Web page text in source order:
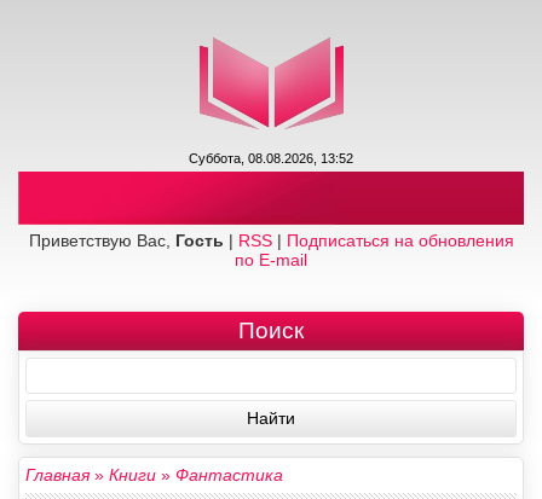
Суббота, 08.08.2026, 13:52
Приветствую Вас, Гость | RSS| Подписаться на обновления
по E-mail
Поиск
Главная» Книги » Фантастика